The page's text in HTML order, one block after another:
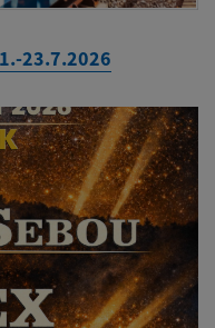
23.7.2026